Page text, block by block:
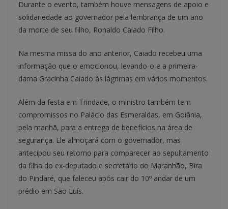
Durante o evento, também houve mensagens de apoio e
solidariedade ao governador pela lembrança de um ano
da morte de seu filho, Ronaldo Caiado Filho.
Na mesma missa do ano anterior, Caiado recebeu uma
informação que o emocionou, levando-o e a primeira-
dama Gracinha Caiado às lágrimas em vários momentos.
Além da festa em Trindade, o ministro também tem
compromissos no Palácio das Esmeraldas, em Goiânia,
pela manhã, para a entrega de benefícios na área de
segurança. Ele almoçará com o governador, mas
antecipou seu retorno para comparecer ao sepultamento
da filha do ex-deputado e secretário do Maranhão, Bira
do Pindaré, que faleceu após cair do 10º andar de um
prédio em São Luís.